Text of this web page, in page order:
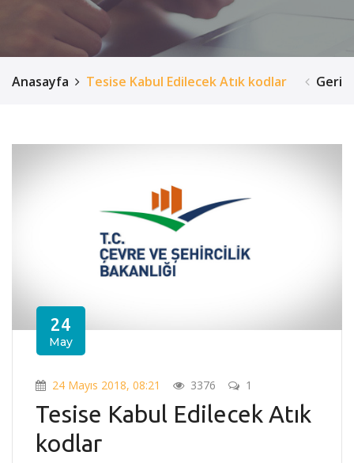
Anasayfa Tesise Kabul Edilecek Atık kodlar Geri
24
May
24 Mayıs 2018, 08:21 3376 1
Tesise Kabul Edilecek Atık
kodlar